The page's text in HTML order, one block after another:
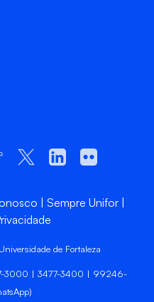
Sempre Unifor
de Fortaleza
3000 | 3477-3400 | 99246-